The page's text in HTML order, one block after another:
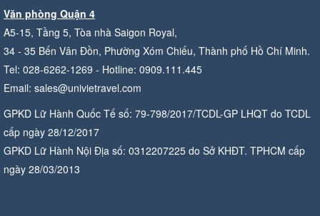
Văn phòng Quận 4
A5-15, Tầng 5, Tòa nhà Saigon Royal,
34 - 35 Bến Vân Đồn, Phường Xóm Chiếu, Thành phố Hồ Chí Minh.
Tel: 028-6262-1269 - Hotline: 0909.111.445
Email: sales@univietravel.com
GPKD Lữ Hành Quốc Tế số: 79-798/2017/TCDL-GP LHQT do TCDL
cấp ngày 28/12/2017
GPKD Lữ Hành Nội Địa số: 0312207225 do Sở KHĐT. TPHCM cấp
ngày 28/03/2013